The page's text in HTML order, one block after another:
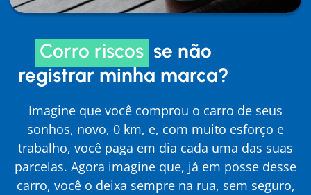
Corro riscos se não
registrar minha marca?
Imagine que você comprou o carro de seus
sonhos, novo, 0 km, e, com muito esforço e
trabalho, você paga em dia cada uma das suas
parcelas. Agora imagine que, já em posse desse
carro, você o deixa sempre na rua, sem seguro,